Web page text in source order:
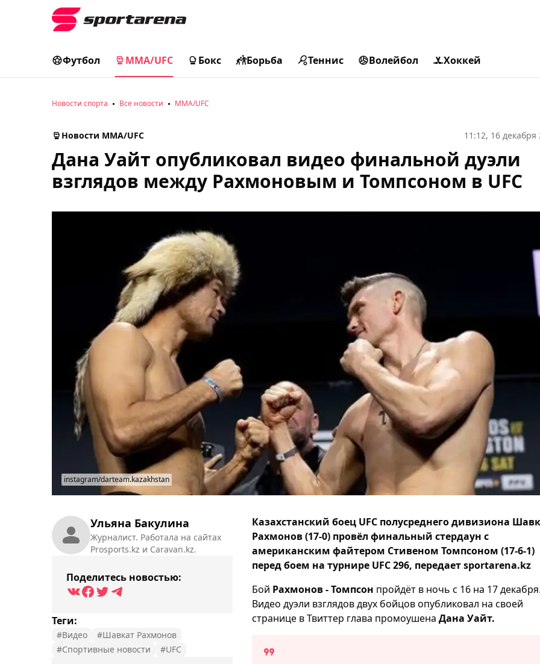
Футбол MMA/UFC Бокс Борьба Теннис Волейбол Хоккей
Новости спорта Все новости MMA/UFC
Новости MMA/UFC 11:12, 16 декабря
Дана Уайт опубликовал видео финальной дуэли
взглядов между Рахмоновым и Томпсоном в UFC
instagram/darteam.kazakhstan
Ульяна Бакулина
Журналист. Работала на сайтах
Prosports.kz и Caravan.kz.
Поделитесь новостью:
Теги:
#Видео
#Шавкат Рахмонов
#Спортивные новости
#UFC
Казахстанский боец UFC полусреднего дивизиона
Рахмонов (17-0) провёл финальный стердаун с
американским файтером Стивеном Томпсоном (17-6-1)
перед боем на турнире UFC 296, передает sportarena.kz
Бой Рахмонов - Томпсон пройдёт в ночь с 16 на 17 декабря.
Видео дуэли взглядов двух бойцов опубликовал на своей
странице в Твиттер глава промоушена Дана Уайт.